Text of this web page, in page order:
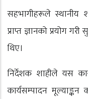
सहभागीहरूले स्थानीय
प्राप्त ज्ञानको प्रयोग
थिए।
निर्देशक शाहीले यस
कार्यसम्पादन